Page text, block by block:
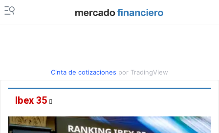
Cinta de cotizaciones por TradingView
Ibex 35